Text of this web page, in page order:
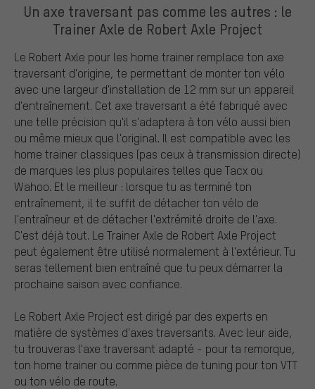
Un axe traversant pas comme les autres : le
Trainer Axle de Robert Axle Project
Le Robert Axle pour les home trainer remplace ton axe
traversant d'origine, te permettant de monter ton vélo
avec une largeur d'installation de 12 mm sur un appareil
d'entraînement. Cet axe traversant a été fabriqué avec
une telle précision qu'il s'adaptera à ton vélo aussi bien
ou même mieux que l'original. Il est compatible avec les
home trainer classiques (pas ceux à transmission directe)
de marques les plus populaires telles que Tacx ou
Wahoo. Et le meilleur : lorsque tu as terminé ton
entraînement, il te suffit de détacher ton vélo de
l'entraîneur et de détacher l'extrémité droite de l'axe.
C'est déjà tout. Le Trainer Axle de Robert Axle Project
peut également être utilisé normalement à l'extérieur. Tu
seras tellement bien entraîné que tu peux démarrer la
prochaine saison avec confiance.
Le Robert Axle Project est dirigé par des experts en
matière de systèmes d'axes traversants. Avec leur aide,
tu trouveras l'axe traversant adapté - pour ta remorque,
ton home trainer ou comme pièce de tuning pour ton VTT
ou ton vélo de route.